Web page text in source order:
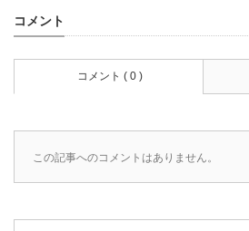
コメント
コメント ( 0 )
この記事へのコメントはありません。